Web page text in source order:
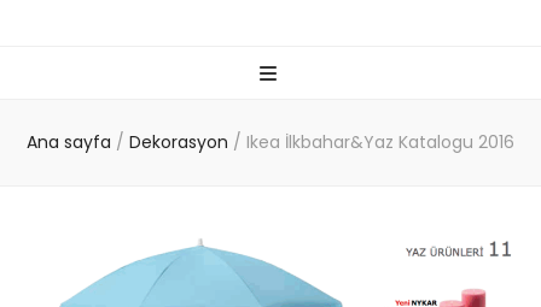
Ana sayfa / Dekorasyon / Ikea İlkbahar&Yaz Katalogu 2016